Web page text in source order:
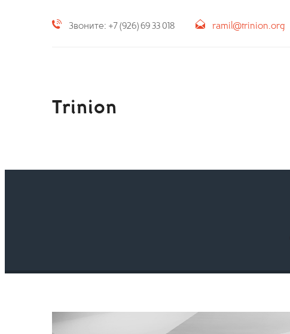
Звоните: +7 (926) 69 33 018 ramil@trinion.org
Trinion